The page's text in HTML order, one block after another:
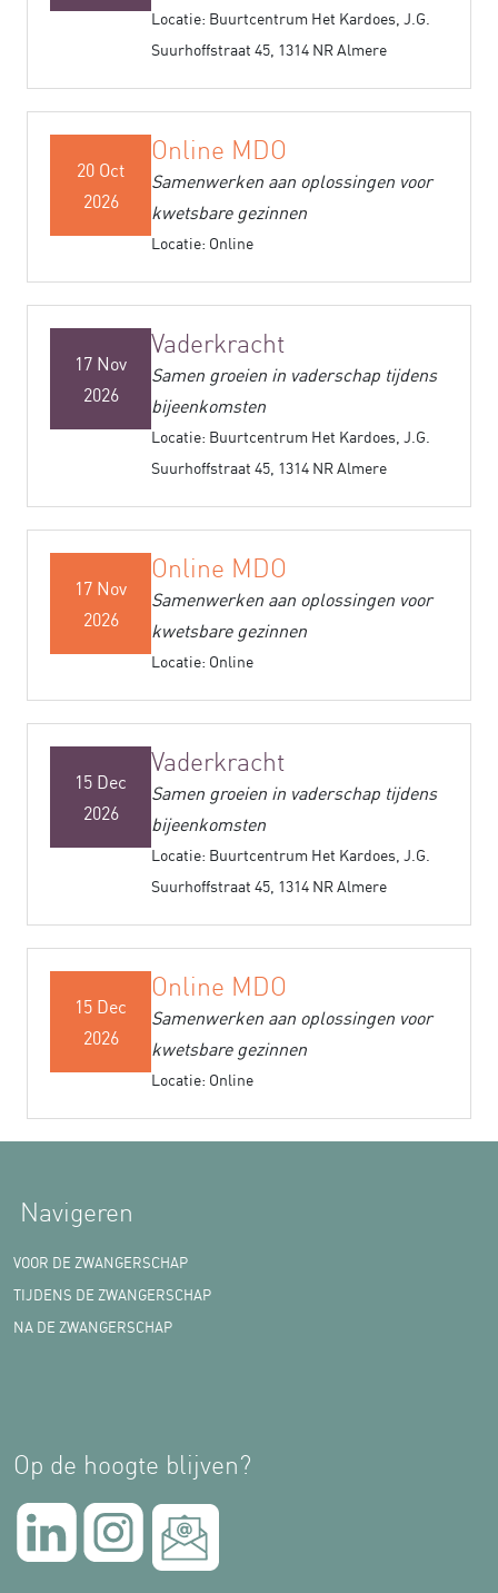
Locatie: Buurtcentrum Het Kardoes, J.G.
Suurhoffstraat 45, 1314 NR Almere
20 Oct
2026
Online MDO
Samenwerken aan oplossingen voor
kwetsbare gezinnen
Locatie: Online
17 Nov
2026
Vaderkracht
Samen groeien in vaderschap tijdens
bijeenkomsten
Locatie: Buurtcentrum Het Kardoes, J.G.
Suurhoffstraat 45, 1314 NR Almere
17 Nov
2026
Online MDO
Samenwerken aan oplossingen voor
kwetsbare gezinnen
Locatie: Online
15 Dec
2026
Vaderkracht
Samen groeien in vaderschap tijdens
bijeenkomsten
Locatie: Buurtcentrum Het Kardoes, J.G.
Suurhoffstraat 45, 1314 NR Almere
15 Dec
2026
Online MDO
Samenwerken aan oplossingen voor
kwetsbare gezinnen
Locatie: Online
Navigeren
VOOR DE ZWANGERSCHAP
TIJDENS DE ZWANGERSCHAP
NA DE ZWANGERSCHAP
Op de hoogte blijven?